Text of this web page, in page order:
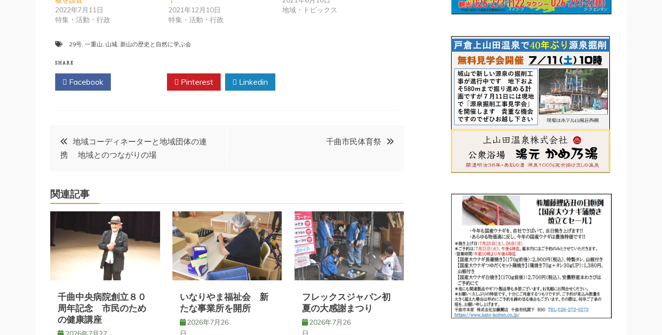
2022年7月11日
特集・活動・行政
2021年12月10日
特集・活動・行政
地域・トピックス
29号, 一重山, 山城, 新山の歴史と自然に学ぶ会
SHARE
Facebook Pinterest Linkedin
投
稿
ナ
ビ
ゲ
ー
シ
ョ
地域コーディネーターと地域団体の連
携 地域とのつながりの場
千曲市民体育祭
関連記事
千曲中央病院創立８０
周年記念 市民のため
の健康講座
いなりやま福祉会 新
たな事業所を開所
2026年7月26
フレックスジャパン初
夏の大感謝まつり
2026年7月26